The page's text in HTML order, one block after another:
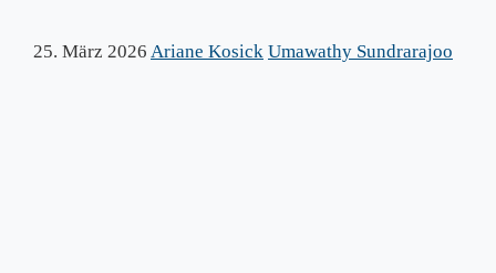
25. März 2026 Ariane Kosick Umawathy Sundrarajoo